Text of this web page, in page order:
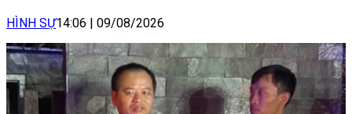
HÌNH SỰ14:06 | 09/08/2026